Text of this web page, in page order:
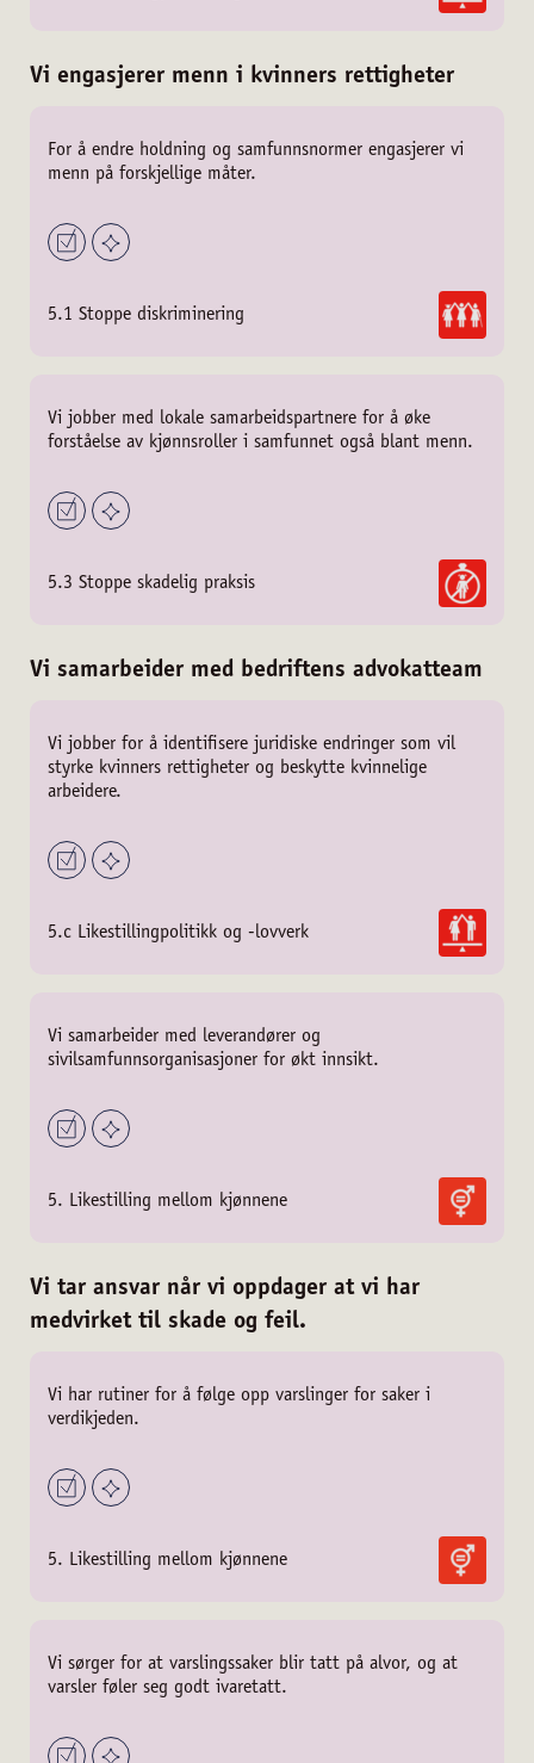
Vi engasjerer menn i kvinners rettigheter
For å endre holdning og samfunnsnormer engasjerer vi
menn på forskjellige måter.
5.1 Stoppe diskriminering
Vi jobber med lokale samarbeidspartnere for å øke
forståelse av kjønnsroller i samfunnet også blant menn.
5.3 Stoppe skadelig praksis
Vi samarbeider med bedriftens advokatteam
Vi jobber for å identifisere juridiske endringer som vil
styrke kvinners rettigheter og beskytte kvinnelige
arbeidere.
5.c Likestillingpolitikk og -lovverk
Vi samarbeider med leverandører og
sivilsamfunnsorganisasjoner for økt innsikt.
5. Likestilling mellom kjønnene
Vi tar ansvar når vi oppdager at vi har
medvirket til skade og feil.
Vi har rutiner for å følge opp varslinger for saker i
verdikjeden.
5. Likestilling mellom kjønnene
Vi sørger for at varslingssaker blir tatt på alvor, og at
varsler føler seg godt ivaretatt.